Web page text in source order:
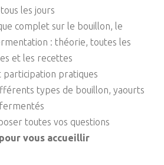
les jours
complet sur le bouillon, le
: théorie, toutes les
et les recettes
pratiques
types de bouillon, yaourts
toutes vos questions
vous accueillir